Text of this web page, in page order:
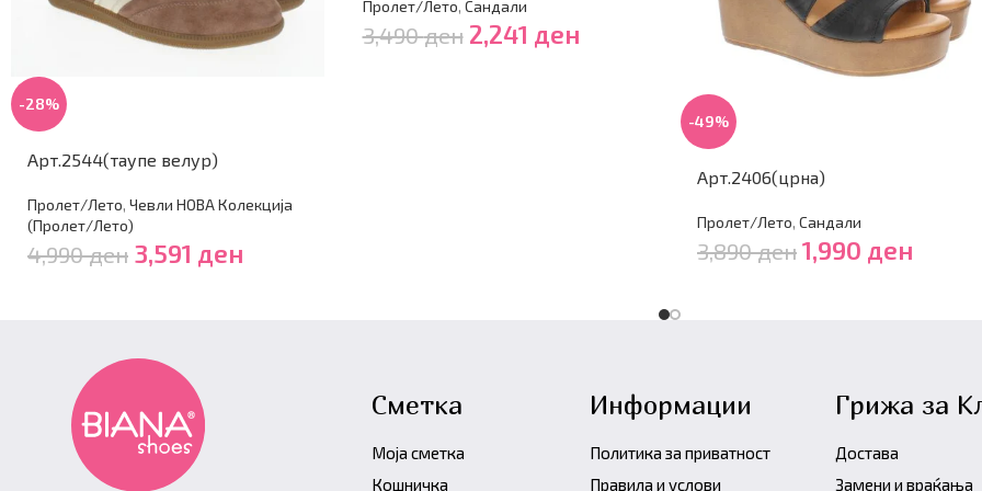
-28%
Арт.2544(таупе велур)
Пролет/Лето, Чевли НОВА Колекција
(Пролет/Лето)
4,990ден 3,591 ден
Пролет/Лето, Сандали
3,490ден 2,241 ден
-49%
Арт.2406(црна)
Пролет/Лето, Сандали
3,890ден 1,990 ден
Сметка
Моја сметка
Кошничка
Информации
Политика за приватност
Правила и услови
Грижа за
Достава
Замени и враќања